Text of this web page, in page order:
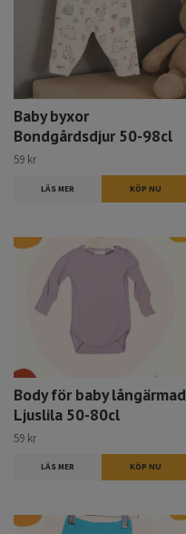
Baby byxor
Bondgårdsdjur 50-98cl
59 kr
LÄS MER KÖP NU
Body för baby långärmad
Ljuslila 50-80cl
59 kr
LÄS MER KÖP NU